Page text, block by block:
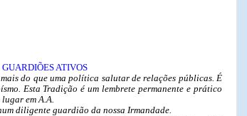
GUARDIÕES ATIVOS
do que uma política salutar de relações públicas. É
Esta Tradição é um lembrete permanente e prático
em A.A.
diligente guardião da nossa Irmandade.